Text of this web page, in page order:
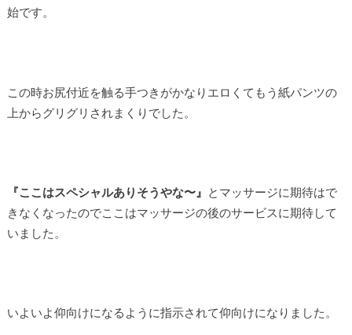
始です。
この時お尻付近を触る手つきがかなりエロくてもう紙パンツの
上からグリグリされまくりでした。
『ここはスペシャルありそうやな〜』 とマッサージに期待はで
きなくなったのでここはマッサージの後のサービスに期待して
いました。
いよいよ仰向けになるように指示されて仰向けになりました。